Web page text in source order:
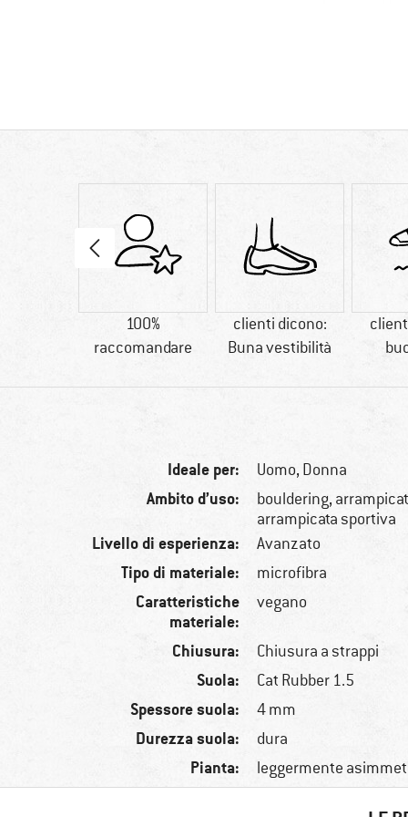
100%
raccomandare
clienti dicono:
Buna vestibilità
Ideale per: Uomo, Donna
Ambito d’uso:
bouldering,
arrampicata sportiva
Livello di esperienza: Avanzato
Tipo di materiale: microfibra
Caratteristiche
materiale:
vegano
Chiusura: Chiusura a strappi
Suola: Cat Rubber 1.5
Spessore suola: 4 mm
Durezza suola: dura
Pianta: leggermente